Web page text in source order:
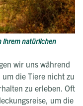
ihrem natürlichen
wir uns während
die Tiere nicht zu
zu erleben. Oft
um die